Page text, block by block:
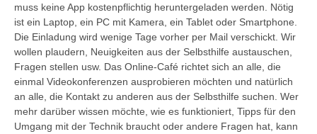
muss keine App kostenpflichtig heruntergeladen werden. Nötig
ist ein Laptop, ein PC mit Kamera, ein Tablet oder Smartphone.
Die Einladung wird wenige Tage vorher per Mail verschickt. Wir
wollen plaudern, Neuigkeiten aus der Selbsthilfe austauschen,
Fragen stellen usw. Das Online-Café richtet sich an alle, die
einmal Videokonferenzen ausprobieren möchten und natürlich
an alle, die Kontakt zu anderen aus der Selbsthilfe suchen. Wer
mehr darüber wissen möchte, wie es funktioniert, Tipps für den
Umgang mit der Technik braucht oder andere Fragen hat, kann